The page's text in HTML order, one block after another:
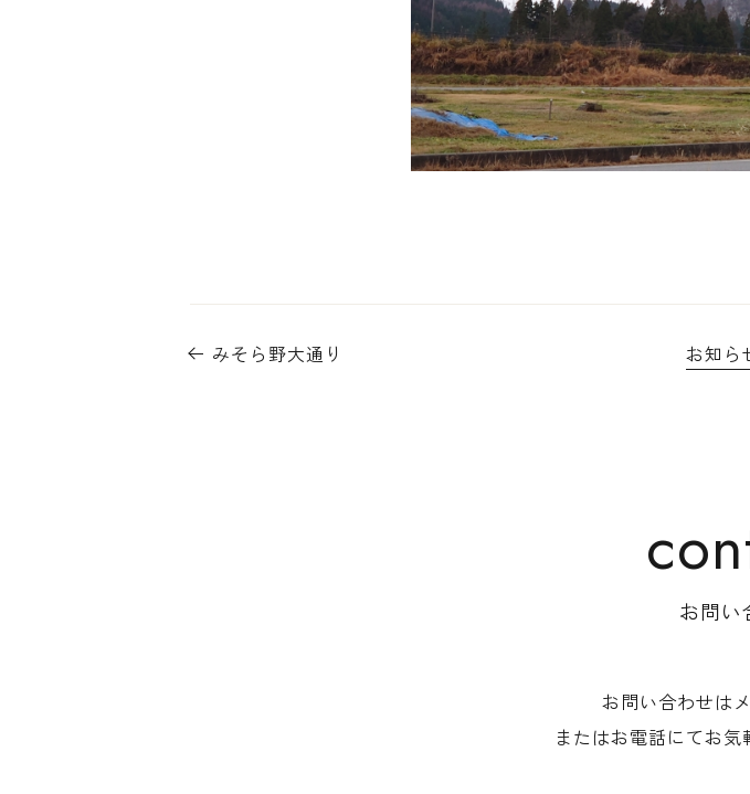
みそら野大通り お知ら
お問い
お問い合わせは
またはお電話にてお気